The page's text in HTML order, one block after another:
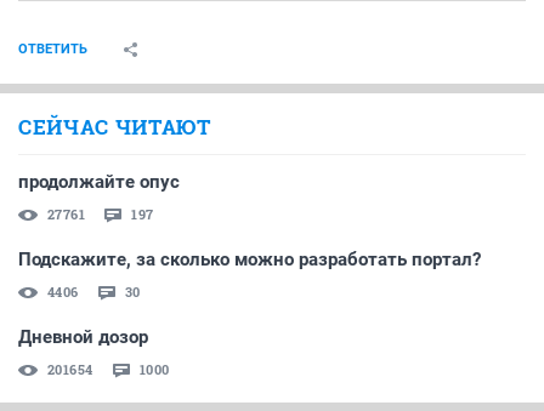
ОТВЕТИТЬ
СЕЙЧАС ЧИТАЮТ
продолжайте опус
27761 197
Подскажите, за сколько можно разработать портал?
4406 30
Дневной дозор
201654 1000